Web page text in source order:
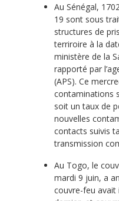
Au Sénégal,
19 sont sous
structures de
terriroire à la
ministère de la
rapporté par
(APS). Ce
contaminations
soit un taux de
nouvelles
contacts suivis
transmission
Au Togo, le
mardi 9 juin, a
couvre-feu avait